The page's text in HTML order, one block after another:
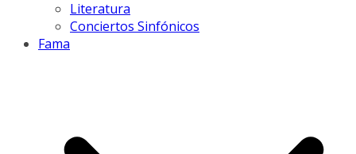
Literatura
Conciertos Sinfónicos
Fama